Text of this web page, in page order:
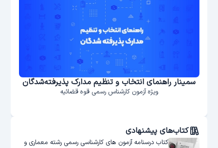
سمینار راهنمای انتخاب و تنظیم مدارک پذیرفته‌شدگان
ویژه آزمون کارشناس رسمی قوه قضائیه
کتاب‌های پیشنهادی
کتاب درسنامه آزمون های کارشناسی رسمی رشته معماری و